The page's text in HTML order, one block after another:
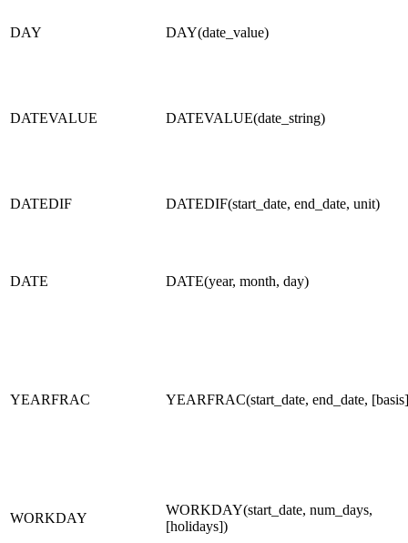
DAY DAY(date_value)
DATEVALUE DATEVALUE(date_string)
DATEDIF DATEDIF(start_date, end_date, unit)
DATE DATE(year, month, day)
YEARFRAC YEARFRAC(start_date, end_date,
WORKDAY
WORKDAY(start_date, num_days,
[holidays])